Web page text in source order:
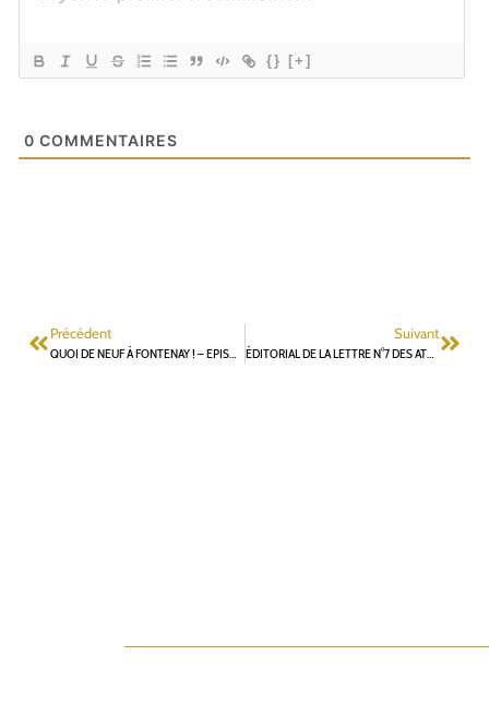
{} [+]
0 COMMENTAIRES
Précédent Suivant
ÉDITORIAL DE LA LETTRE N°7 DES ATELIERS FONTENAISIENS